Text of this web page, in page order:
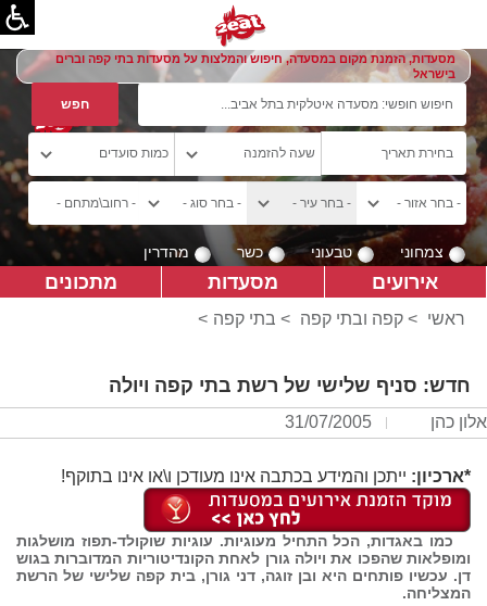
מסעדות, הזמנת מקום במסעדה, חיפוש והמלצות על מסעדות בתי קפה וברים
בישראל
צמחוני טבעוני כשר מהדרין
אירועים מסעדות מתכונים
ראשי > קפה ובתי קפה > בתי קפה >
חדש: סניף שלישי של רשת בתי קפה ויולה
אלון כהן 31/07/2005
*ארכיון: ייתכן והמידע בכתבה אינו מעודכן ו\או אינו בתוקף!
כמו באגדות, הכל התחיל מעוגיות. עוגיות שוקולד-תפוז מושלגות
ומופלאות שהפכו את ויולה גורן לאחת הקונדיטוריות המדוברות בגוש
דן. עכשיו פותחים היא ובן זוגה, דני גורן, בית קפה שלישי של הרשת
המצליחה.